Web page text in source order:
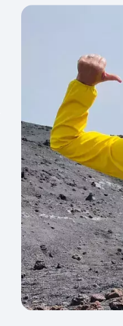
Het mooiste
Sardinië: Trinità
maken we
van Sassari.
is de op een na
en barst
en cultuur.
liggen
van deze
gebouwd in de stijl